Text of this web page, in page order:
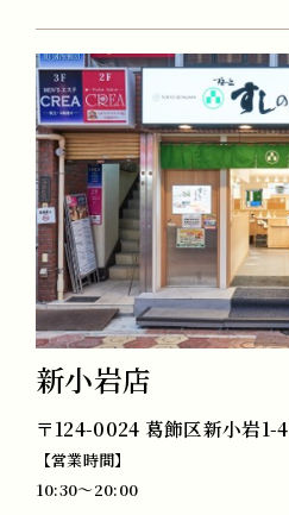
新小岩店
〒124-0024 葛飾区新小岩1-
【営業時間】
10:30～20:00